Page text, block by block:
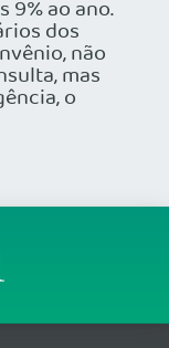
9% ao ano.
dos
não
mas
o